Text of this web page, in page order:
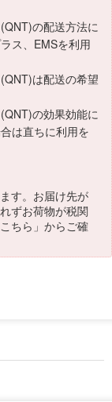
の配送方法に
ス、EMSを利用
は配送の希望
の効果効能に
は直ちに利用を
す。お届け先が
ずお荷物が税関
こちら 」からご確